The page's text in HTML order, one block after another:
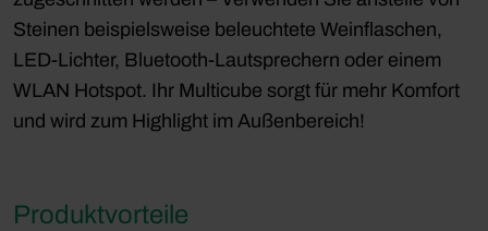
Steinen beispielsweise beleuchtete Weinflaschen,
LED-Lichter, Bluetooth-Lautsprechern oder einem
WLAN Hotspot. Ihr Multicube sorgt für mehr Komfort
und wird zum Highlight im Außenbereich!
Produktvorteile